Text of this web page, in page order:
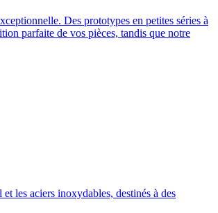
Des prototypes en petites séries à
parfaite de vos pièces, tandis que notre
les aciers inoxydables, destinés à des